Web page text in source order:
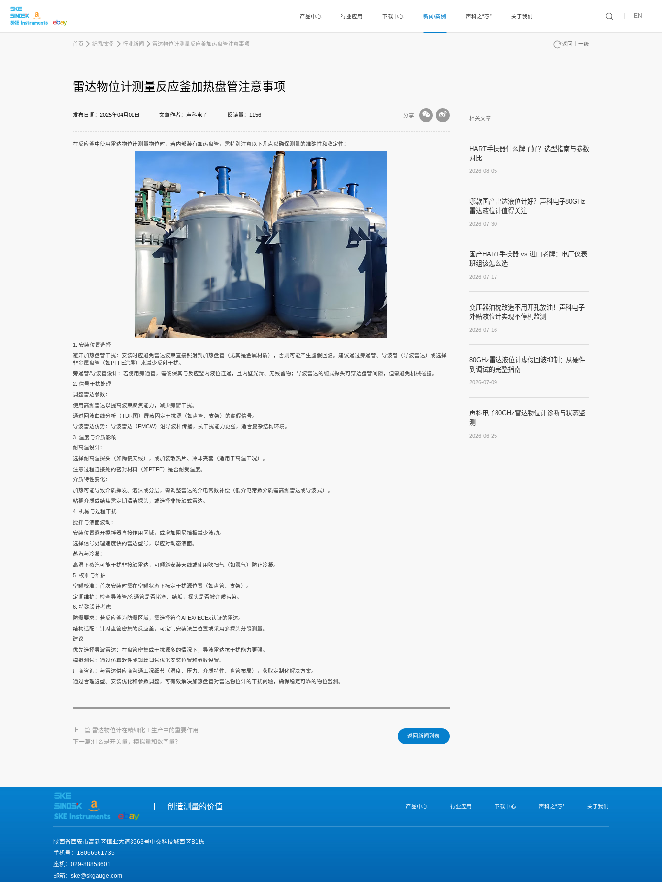
产品中心 行业应用 下载中心 新闻/案例 声科之“芯” 关于我们
雷达水位计
EN
首页 新闻/案例 行业新闻 雷达物位计测量反应釜加热盘管注意事项 返回上一级
雷达物位计测量反应釜加热盘管注意事项
发布日期：2025年04月01日 文章作者：声科电子 阅读量：1156 分享
在反应釜中使用雷达物位计测量物位时，若内部装有加热盘管，需特别注意以下几点以确保测量的准确性和稳定性：
1. 安装位置选择
避开加热盘管干扰：安装时应避免雷达波束直接照射到加热盘管（尤其是金属材质），否则可能产生虚假回波。建议通过旁通管、导波管（导波雷达）或选择
非金属盘管（如PTFE涂层）来减少反射干扰。
旁通管/导波管设计：若使用旁通管，需确保其与反应釜内液位连通，且内壁光滑、无残留物；导波雷达的缆式探头可穿透盘管间隙，但需避免机械碰撞。
2. 信号干扰处理
调整雷达参数：
使用高频雷达以提高波束聚焦能力，减少旁瓣干扰。
通过回波曲线分析（TDR图）屏蔽固定干扰源（如盘管、支架）的虚假信号。
导波雷达优势：导波雷达（FMCW）沿导波杆传播，抗干扰能力更强，适合复杂结构环境。
3. 温度与介质影响
耐高温设计：
选择耐高温探头（如陶瓷天线），或加装散热片、冷却夹套（适用于高温工况）。
注意过程连接处的密封材料（如PTFE）是否耐受温度。
介质特性变化：
加热可能导致介质挥发、泡沫或分层，需调整雷达的介电常数补偿（低介电常数介质需高频雷达或导波式）。
粘稠介质或结焦需定期清洁探头，或选择非接触式雷达。
4. 机械与过程干扰
搅拌与液面波动：
安装位置避开搅拌器直接作用区域，或增加阻尼挡板减少波动。
选择信号处理速度快的雷达型号，以应对动态液面。
蒸汽与冷凝：
高温下蒸汽可能干扰非接触雷达，可倾斜安装天线或使用吹扫气（如氮气）防止冷凝。
5. 校准与维护
空罐校准：首次安装时需在空罐状态下标定干扰源位置（如盘管、支架）。
定期维护：检查导波管/旁通管是否堵塞、结垢，探头是否被介质污染。
6. 特殊设计考虑
防爆要求：若反应釜为防爆区域，需选择符合ATEX/IECEx认证的雷达。
结构适配：针对盘管密集的反应釜，可定制安装法兰位置或采用多探头分段测量。
建议
优先选择导波雷达：在盘管密集或干扰源多的情况下，导波雷达抗干扰能力更强。
模拟测试：通过仿真软件或现场调试优化安装位置和参数设置。
厂商咨询：与雷达供应商沟通工况细节（温度、压力、介质特性、盘管布局），获取定制化解决方案。
通过合理选型、安装优化和参数调整，可有效解决加热盘管对雷达物位计的干扰问题，确保稳定可靠的物位监测。
上一篇:雷达物位计在精细化工生产中的重要作用
下一篇:什么是开关量，模拟量和数字量？
返回新闻列表
相关文章
HART手操器什么牌子好？选型指南与参数
对比
2026-08-05
哪款国产雷达液位计好？声科电子80GHz
雷达液位计值得关注
2026-07-30
国产HART手操器 vs 进口老牌：电厂仪表
班组该怎么选
2026-07-17
变压器油枕改造不用开孔放油！声科电子
外贴液位计实现不停机监测
2026-07-16
80GHz雷达液位计虚假回波抑制：从硬件
到调试的完整指南
2026-07-09
声科电子80GHz雷达物位计诊断与状态监
测
2026-06-25
创造测量的价值 产品中心 行业应用 下载中心 声科之“芯” 关于我们
陕西省西安市高新区恒业大道3563号中交科技城西区B1栋
手机号：18066561735
座机：029-88858601
邮箱：ske@skgauge.com